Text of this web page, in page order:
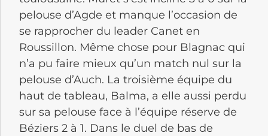
pelouse d’Agde et manque l’occasion de
se rapprocher du leader Canet en
Roussillon. Même chose pour Blagnac qui
n’a pu faire mieux qu’un match nul sur la
pelouse d’Auch. La troisième équipe du
haut de tableau, Balma, a elle aussi perdu
sur sa pelouse face à l’équipe réserve de
Béziers 2 à 1. Dans le duel de bas de